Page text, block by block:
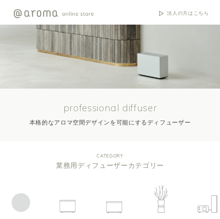
法人の方はこちら
professional diffuser
本格的なアロマ空間デザインを可能にするディフューザー
CATEGORY
業務用ディフューザーカテゴリー